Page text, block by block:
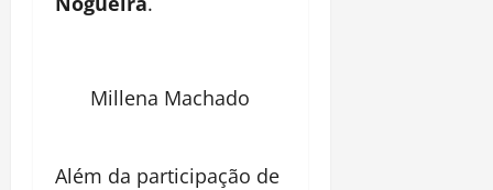
Millena Machado
Além da participação de